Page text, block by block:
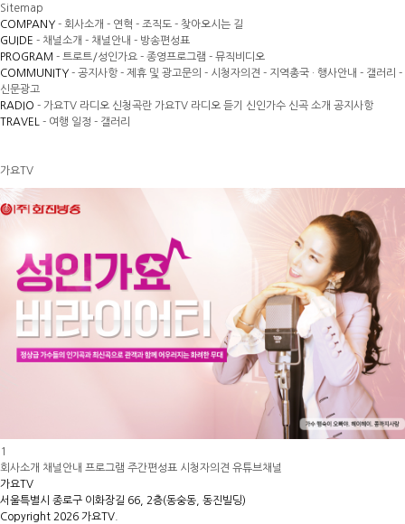
Sitemap
COMPANY - 회사소개 - 연혁 - 조직도 - 찾아오시는 길
GUIDE - 채널소개 - 채널안내 - 방송편성표
PROGRAM - 트로트/성인가요 - 종영프로그램 - 뮤직비디오
COMMUNITY - 공지사항 - 제휴 및 광고문의 - 시청자의견 - 지역총국 · 행사안내 - 갤러리 -
신문광고
RADIO - 가요TV 라디오 신청곡란 가요TV 라디오 듣기 신인가수 신곡 소개 공지사항
TRAVEL
- 여행 일정 - 갤러리
가요TV
1
회사소개 채널안내 프로그램 주간편성표 시청자의견 유튜브채널
가요TV
서울특별시 종로구 이화장길 66, 2층(동숭동, 동진빌딩)
Copyright 2026 가요TV.